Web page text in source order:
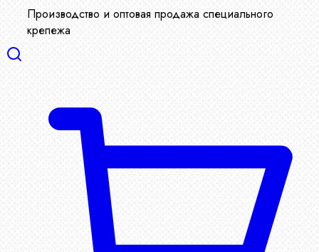
Производство и оптовая продажа специального
крепежа